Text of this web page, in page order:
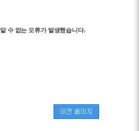
알 수 없는 오류가 발생했습니다.